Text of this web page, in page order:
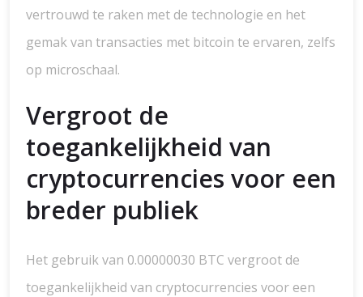
vertrouwd te raken met de technologie en het
gemak van transacties met bitcoin te ervaren, zelfs
op microschaal.
Vergroot de
toegankelijkheid van
cryptocurrencies voor een
breder publiek
Het gebruik van 0.00000030 BTC vergroot de
toegankelijkheid van cryptocurrencies voor een